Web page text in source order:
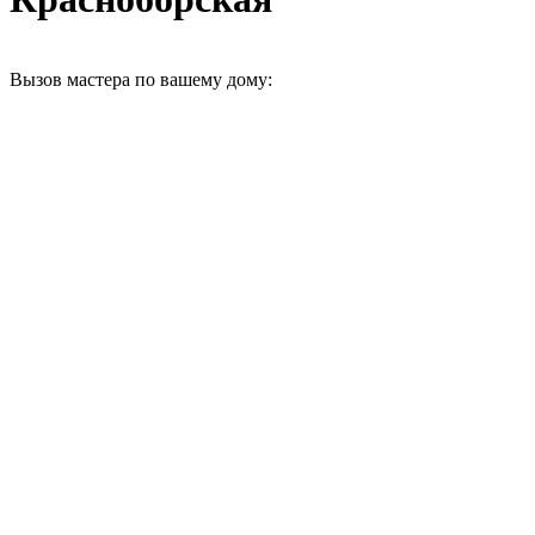
Вызов мастера по вашему дому: